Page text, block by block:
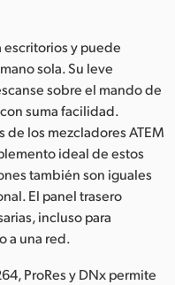
escritorios y puede
sola. Su leve
sobre el mando de
suma facilidad.
de los mezcladores ATEM
ideal de estos
también son iguales
El panel trasero
incluso para
a una red.
ProRes y DNx permite